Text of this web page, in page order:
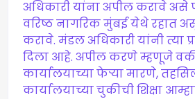
अधिकारी यांना अपील करावे असे
वरिष्ठ नागरिक मुंबई येथे रहात
करावे. मंडल अधिकारी यांनी त्या
दिला आहे. अपील करणे म्हणूजे
कार्यालयाच्या फेर्‍या मारणे,
कार्यालयाच्या चुकीची शिक्षा